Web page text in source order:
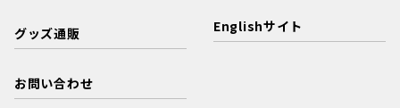
グッズ通販
お問い合わせ
Englishサイト